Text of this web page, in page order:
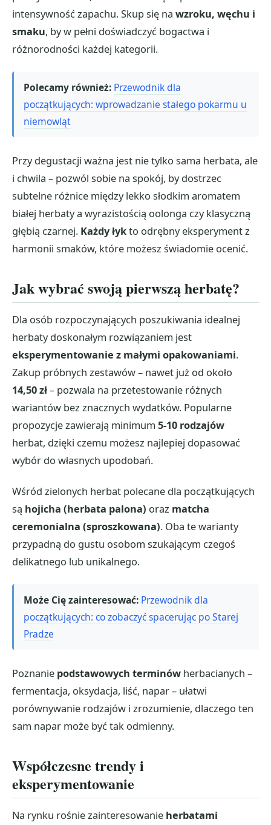
intensywność zapachu. Skup się na wzroku, węchu i
smaku, by w pełni doświadczyć bogactwa i
różnorodności każdej kategorii.
Polecamy również: Przewodnik dla
początkujących: wprowadzanie stałego pokarmu u
niemowląt
Przy degustacji ważna jest nie tylko sama herbata, ale
i chwila – pozwól sobie na spokój, by dostrzec
subtelne różnice między lekko słodkim aromatem
białej herbaty a wyrazistością oolonga czy klasyczną
głębią czarnej. Każdy łykto odrębny eksperyment z
harmonii smaków, które możesz świadomie ocenić.
Jak wybrać swoją pierwszą herbatę?
Dla osób rozpoczynających poszukiwania idealnej
herbaty doskonałym rozwiązaniem jest
eksperymentowanie z małymi opakowaniami.
Zakup próbnych zestawów – nawet już od około
14,50 zł– pozwala na przetestowanie różnych
wariantów bez znacznych wydatków. Popularne
propozycje zawierają minimum 5-10 rodzajów
herbat, dzięki czemu możesz najlepiej dopasować
wybór do własnych upodobań.
Wśród zielonych herbat polecane dla początkujących
są hojicha (herbata palona) oraz matcha
ceremonialna (sproszkowana). Oba te warianty
przypadną do gustu osobom szukającym czegoś
delikatnego lub unikalnego.
Może Cię zainteresować: Przewodnik dla
początkujących: co zobaczyć spacerując po Starej
Pradze
Poznanie podstawowych terminów herbacianych –
fermentacja, oksydacja, liść, napar – ułatwi
porównywanie rodzajów i zrozumienie, dlaczego ten
sam napar może być tak odmienny.
Współczesne trendy i
eksperymentowanie
Na rynku rośnie zainteresowanie herbatami